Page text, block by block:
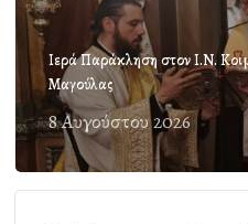
Ιερά Παράκληση στον Ι.Ν.
Μαγούλας
8 Αυγούστου 2026